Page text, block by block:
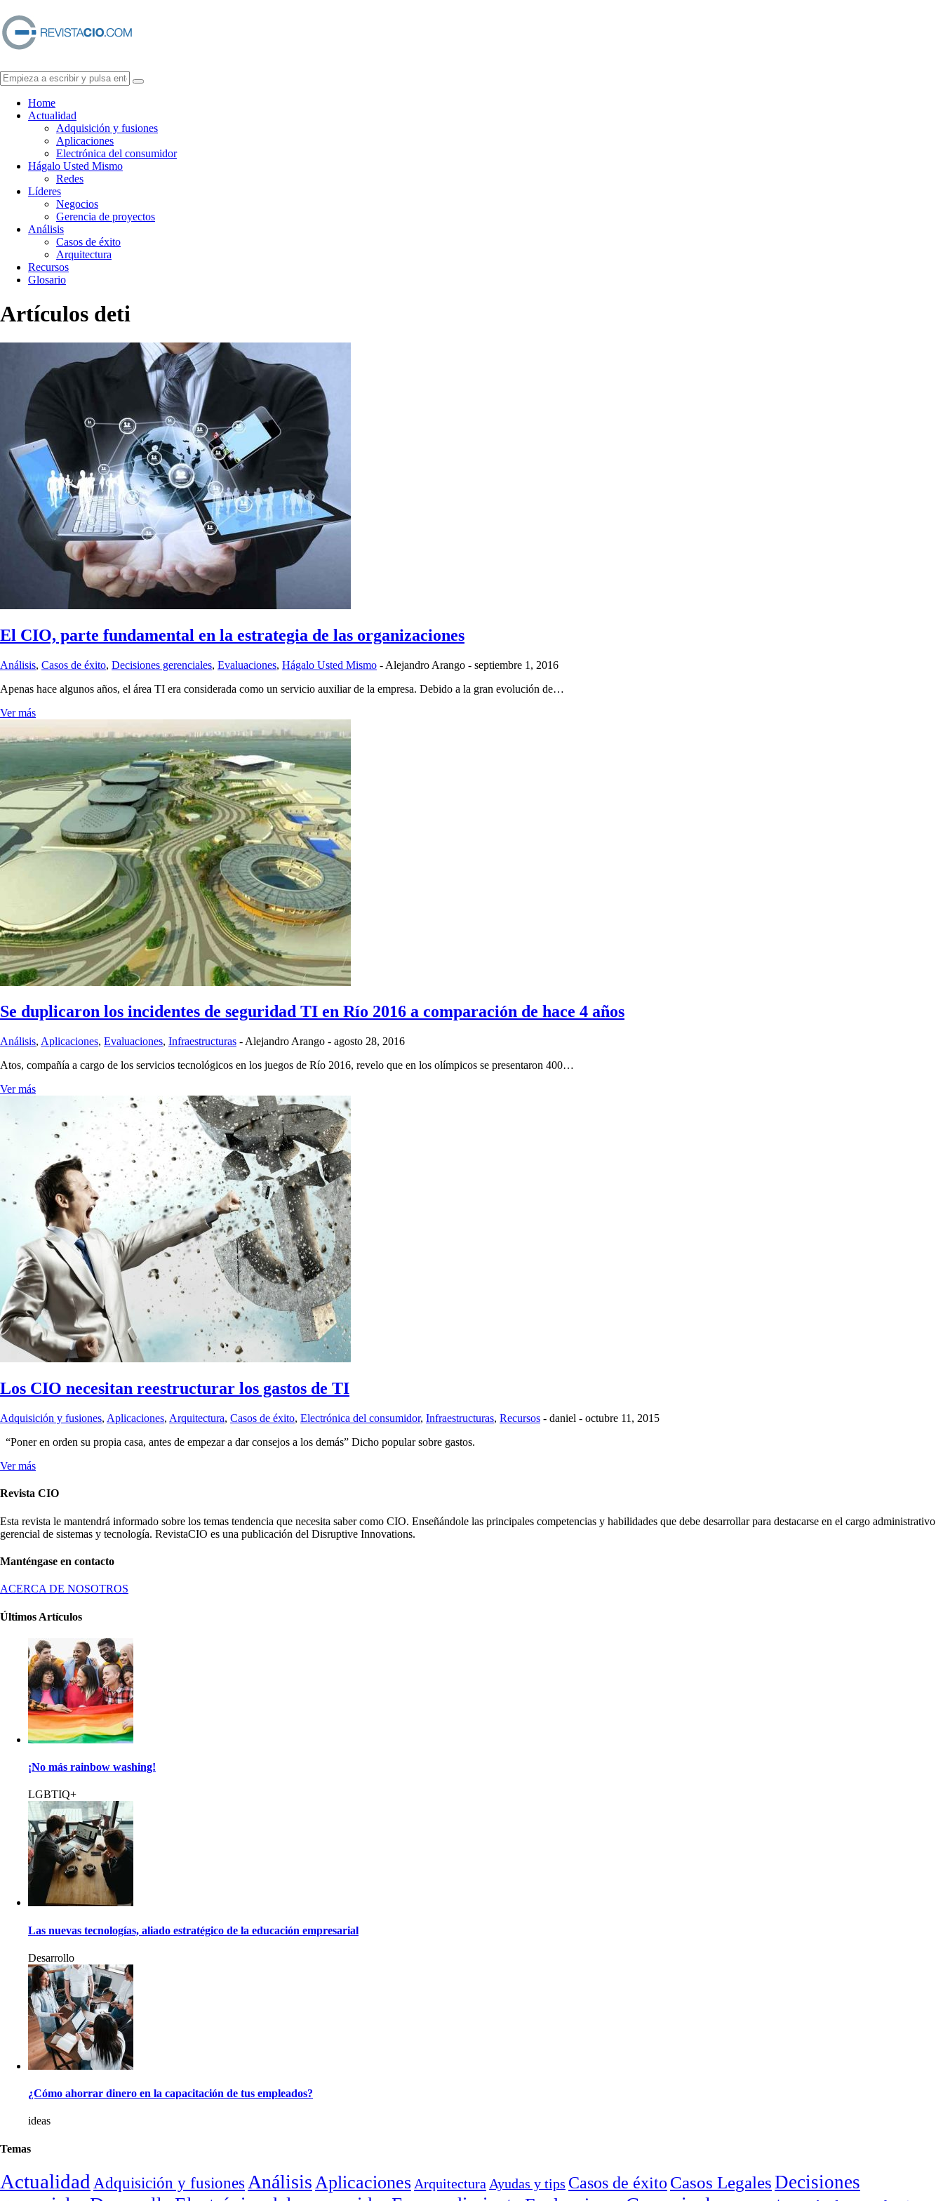
Home
Actualidad
Adquisición y fusiones
Aplicaciones
Electrónica del consumidor
Hágalo Usted Mismo
Redes
Líderes
Negocios
Gerencia de proyectos
Análisis
Casos de éxito
Arquitectura
Recursos
Glosario
Artículos deti
El CIO, parte fundamental en la estrategia de las organizaciones
Análisis, Casos de éxito, Decisiones gerenciales, Evaluaciones, Hágalo Usted Mismo - Alejandro Arango - septiembre 1, 2016
Apenas hace algunos años, el área TI era considerada como un servicio auxiliar de la empresa. Debido a la gran evolución de…
Ver más
Se duplicaron los incidentes de seguridad TI en Río 2016 a comparación de hace 4 años
Análisis, Aplicaciones, Evaluaciones, Infraestructuras - Alejandro Arango - agosto 28, 2016
Atos, compañía a cargo de los servicios tecnológicos en los juegos de Río 2016, revelo que en los olímpicos se presentaron 400…
Ver más
Los CIO necesitan reestructurar los gastos de TI
Adquisición y fusiones, Aplicaciones, Arquitectura, Casos de éxito, Electrónica del consumidor, Infraestructuras, Recursos - daniel - octubre 11, 2015
“Poner en orden su propia casa, antes de empezar a dar consejos a los demás” Dicho popular sobre gastos.
Ver más
Revista CIO
Esta revista le mantendrá informado sobre los temas tendencia que necesita saber como CIO. Enseñándole las principales competencias y habilidades que debe desarrollar para destacarse en el cargo administrativo
gerencial de sistemas y tecnología. RevistaCIO es una publicación del Disruptive Innovations.
Manténgase en contacto
ACERCA DE NOSOTROS
Últimos Artículos
¡No más rainbow washing!
LGBTIQ+
Las nuevas tecnologías, aliado estratégico de la educación empresarial
Desarrollo
¿Cómo ahorrar dinero en la capacitación de tus empleados?
ideas
Temas
Actualidad Adquisición y fusiones AnálisisAplicaciones Arquitectura Ayudas y tips Casos de éxito Casos LegalesDecisiones